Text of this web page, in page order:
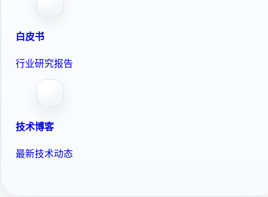
白皮书
行业研究报告
技术博客
最新技术动态